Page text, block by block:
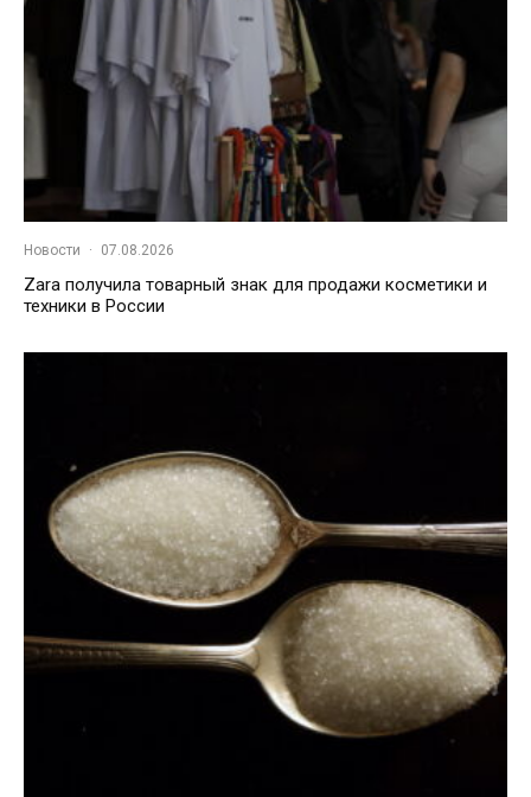
Новости · 07.08.2026
Zara получила товарный знак для продажи косметики и
техники в России